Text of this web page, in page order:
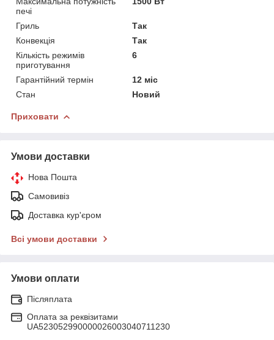
печі
Гриль
Так
Конвекція
Так
Кількість режимів
приготування
6
Гарантійний термін
12 міс
Стан
Новий
Приховати
Умови доставки
Нова Пошта
Самовивіз
Доставка кур'єром
Всі умови доставки
Умови оплати
Післяплата
Оплата за реквізитами
UA523052990000026003040711230